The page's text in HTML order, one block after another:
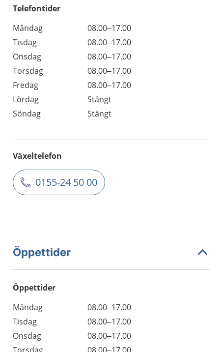
Telefontider
Måndag
08.00–17.00
Tisdag
08.00–17.00
Onsdag
08.00–17.00
Torsdag
08.00–17.00
Fredag
08.00–17.00
Lördag
Stängt
Söndag
Stängt
Växeltelefon
0155-24 50 00
Öppettider
Öppettider
Dag
Öppettider
Kommentarer
Måndag
08.00–17.00
Tisdag
08.00–17.00
Onsdag
08.00–17.00